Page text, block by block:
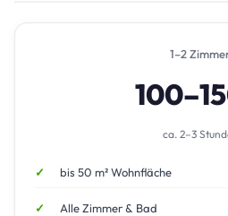
1–2
ca. 2–3
bis 50 m² Wohnfläche
Alle Zimmer & Bad